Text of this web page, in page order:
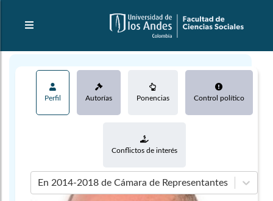
Perfil Autorías Ponencias Control político
Conflictos de interés
En 2014-2018 de Cámara de Representantes